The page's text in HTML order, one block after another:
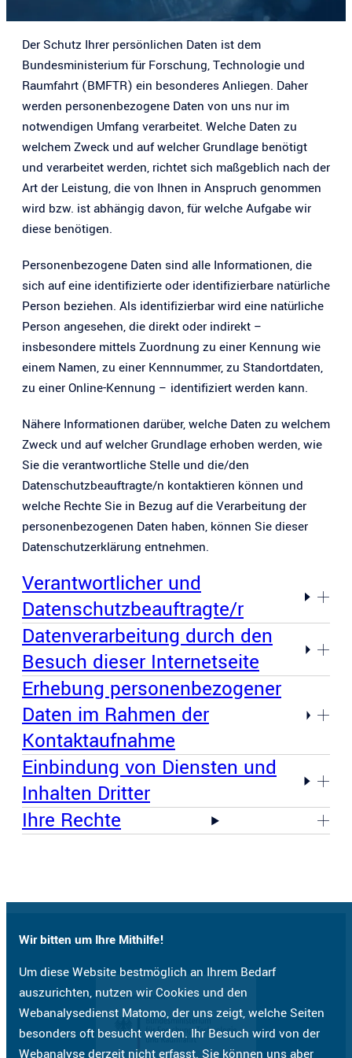
Wir bitten um Ihre Mithilfe!
Um diese Website bestmöglich an Ihrem Bedarf
auszurichten, nutzen wir Cookies und den
Webanalysedienst Matomo, der uns zeigt, welche Seiten
besonders oft besucht werden. Ihr Besuch wird von der
Webanalyse derzeit nicht erfasst. Sie können uns aber
Der Schutz Ihrer persönlichen Daten ist dem
Bundesministerium für ­Forschung, Technologie und
Raumfahrt (BMFTR) ein besonderes Anliegen. Daher
werden personenbezogene Daten von uns nur im
notwendigen Umfang verarbeitet. Welche Daten zu
welchem Zweck und auf welcher Grundlage benötigt
und verarbeitet werden, richtet sich maßgeblich nach der
Art der Leistung, die von Ihnen in Anspruch genommen
wird bzw. ist abhängig davon, für welche Aufgabe wir
diese benötigen.
Personenbezogene Daten sind alle Informationen, die
sich auf eine identifizierte oder identifizierbare natürliche
Person beziehen. Als identifizierbar wird eine natürliche
Person angesehen, die direkt oder indirekt –
insbesondere mittels Zuordnung zu einer Kennung wie
einem Namen, zu einer Kennnummer, zu Standortdaten,
zu einer Online-Kennung – identifiziert werden kann.
Nähere Informationen darüber, welche Daten zu welchem
Zweck und auf welcher Grundlage erhoben werden, wie
Sie die verantwortliche Stelle und die/den
Datenschutzbeauftragte/n kontaktieren können und
welche Rechte Sie in Bezug auf die Verarbeitung der
personenbezogenen Daten haben, können Sie dieser
Datenschutzerklärung entnehmen.
Verantwortlicher und
Datenschutzbeauftragte/r
Datenverarbeitung durch den
Besuch dieser Internetseite
Erhebung personenbezogener
Daten im Rahmen der
Kontaktaufnahme
Einbindung von Diensten und
Inhalten Dritter
Ihre Rechte